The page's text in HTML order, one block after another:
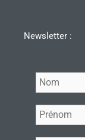
Newsletter :